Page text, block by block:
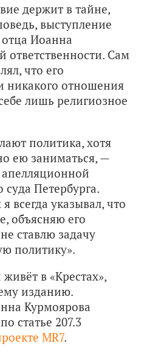
держит в тайне,
выступление
Иоанна
ответственности. Сам
что его
никакого отношения
лишь религиозное
политика, хотя
ею заниматься, —
Петербурга.
всегда указывал, что
объясняю его
ставлю задачу
политику».
в «Крестах»,
изданию.
Курмоярова
статье 207.3
MR7.